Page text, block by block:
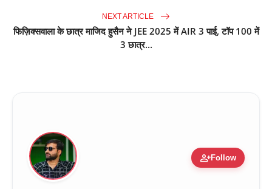
NEXT ARTICLE
फिज़िक्सवाला के छात्र माजिद हुसैन ने JEE 2025 में AIR 3 पाई, टॉप 100 में
3 छात्र...
person_addFollow